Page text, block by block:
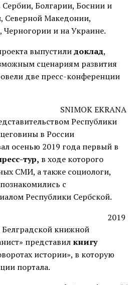
Сербии, Болгарии, Боснии и
Северной Македонии,
и на Украине.
выпустилидоклад,
сценариям развития
две пресс-конференции
Республики
в России
осенью 2019 года первый в
тур, в ходе которого
СМИ, а также социологи,
с
Республики Сербской.
Белградской книжной
представил книгу
истории», в которую
портала.